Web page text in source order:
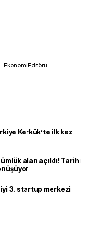
Ekonomi Editörü
Kerkük’te ilk kez
alan açıldı! Tarihi
iyi 3. startup merkezi